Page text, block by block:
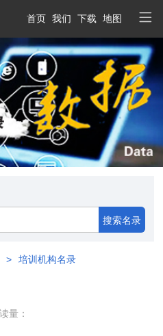
首页 我们 下载 地图
搜索名录
> 培训机构名录
量：